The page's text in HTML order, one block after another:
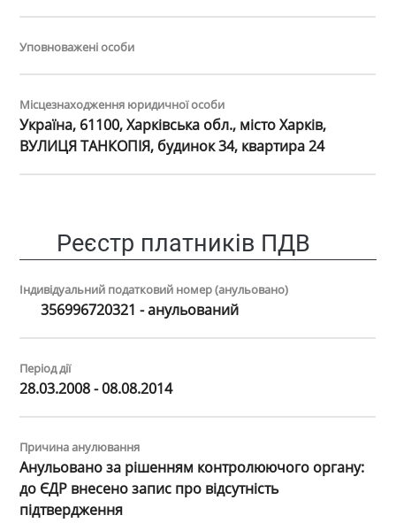
Уповноважені особи
Місцезнаходження юридичної особи
Україна, 61100, Харківська обл., місто Харків,
ВУЛИЦЯ ТАНКОПІЯ, будинок 34, квартира 24
Реєстр платників ПДВ
Індивідуальний податковий номер (анульовано)
356996720321 - анульований
Період дії
28.03.2008 - 08.08.2014
Причина анулювання
Анульовано за рiшенням контролюючого органу:
до ЄДР внесено запис про вiдсутнiсть
пiдтвердження